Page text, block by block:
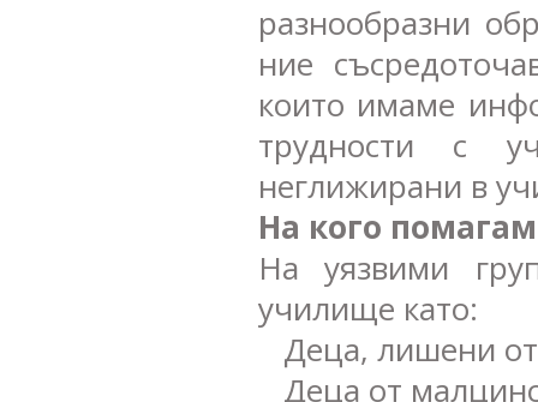
разнообразни
ние
които имаме
трудности с
неглижирани в
На кого
На уязвими
училище като:
Деца, лишени
Деца от